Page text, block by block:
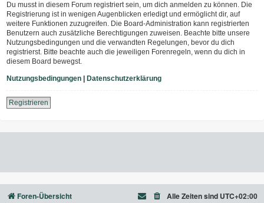
Du musst in diesem Forum registriert sein, um dich anmelden zu können. Die
Registrierung ist in wenigen Augenblicken erledigt und ermöglicht dir, auf
weitere Funktionen zuzugreifen. Die Board-Administration kann registrierten
Benutzern auch zusätzliche Berechtigungen zuweisen. Beachte bitte unsere
Nutzungsbedingungen und die verwandten Regelungen, bevor du dich
registrierst. Bitte beachte auch die jeweiligen Forenregeln, wenn du dich in
diesem Board bewegst.
Nutzungsbedingungen | Datenschutzerklärung
Registrieren
Foren-Übersicht Alle Zeiten sind UTC+02:00